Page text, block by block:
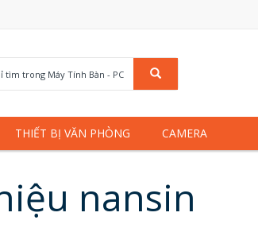
tìm trong Máy Tính Bàn - PC
THIẾT BỊ VĂN PHÒNG CAMERA
nansin